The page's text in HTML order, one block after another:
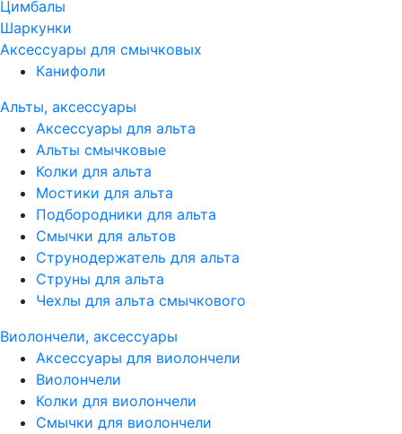
Цимбалы
Шаркунки
Аксессуары для смычковых
Канифоли
Альты, аксессуары
Аксессуары для альта
Альты смычковые
Колки для альта
Мостики для альта
Подбородники для альта
Смычки для альтов
Струнодержатель для альта
Струны для альта
Чехлы для альта смычкового
Виолончели, аксессуары
Аксессуары для виолончели
Виолончели
Колки для виолончели
Смычки для виолончели